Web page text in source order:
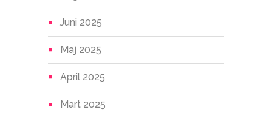
Juni 2025
Maj 2025
April 2025
Mart 2025